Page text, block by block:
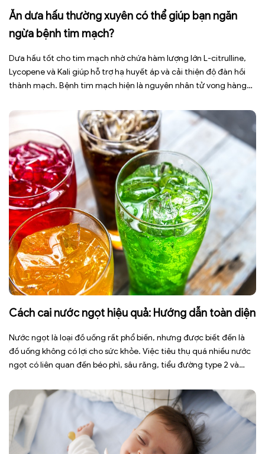
Ăn dưa hấu thường xuyên có thể giúp bạn ngăn
ngừa bệnh tim mạch?
Dưa hấu tốt cho tim mạch nhờ chứa hàm lượng lớn L-citrulline,
Lycopene và Kali giúp hỗ trợ hạ huyết áp và cải thiện độ đàn hồi
thành mạch. Bệnh tim mạch hiện là nguyên nhân tử vong hàng
ngày có thể […]
Cách cai nước ngọt hiệu quả: Hướng dẫn toàn diện
Nước ngọt là loại đồ uống rất phổ biến, nhưng được biết đến là
đồ uống không có lợi cho sức khỏe. Việc tiêu thụ quá nhiều nước
ngọt có liên quan đến béo phì, sâu răng, tiểu đường type 2 và
chỉ […]